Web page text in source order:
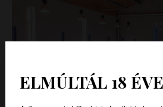
ELMÚLTÁL 18